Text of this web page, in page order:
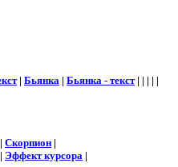
| Бьянка | Бьянка - текст| | | | |
| Скорпион |
| Эффект курсора |